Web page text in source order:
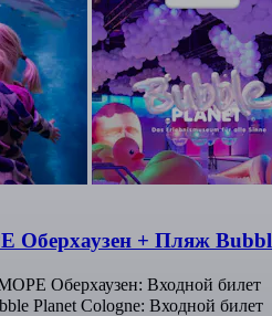
+ Пляж Bubble
Оберхаузен: Входной билет
Planet Cologne: Входной билет